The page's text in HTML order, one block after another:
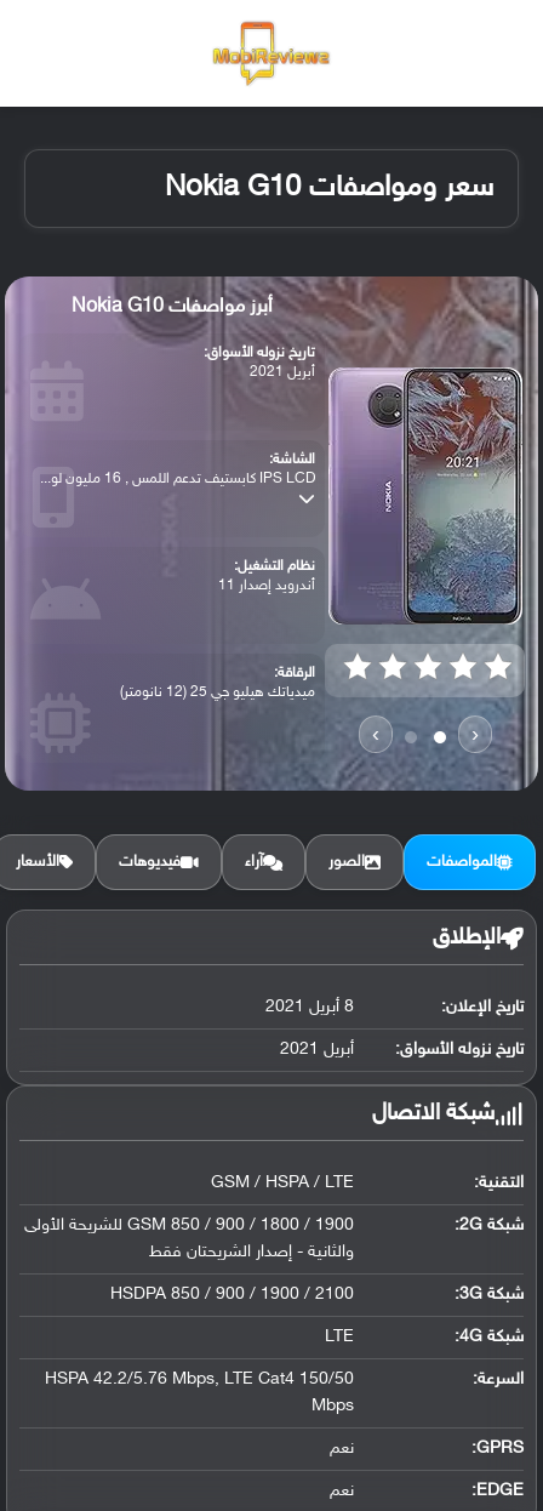
سعر ومواصفات Nokia G10
‹
›
أبرز مواصفات Nokia G10
تاريخ نزوله الأسواق:
أبريل 2021
الشاشة:
IPS LCD كابستيف تدعم اللمس , 16 مليون لو...
نظام التشغيل:
أندرويد إصدار 11
الرقاقة:
ميدياتك هيليو جي 25 (12 نانومتر)
الرام / التخزين:
البطارية:
ليثيوم بوليمر سعة 5050 مللي أمبير, غير ق...
المواصفات الصور آراء فيديوهات الأسعار
الإطلاق
تاريخ الإعلان: 8 أبريل 2021
تاريخ نزوله الأسواق: أبريل 2021
شبكة الاتصال
التقنية: GSM / HSPA / LTE
شبكة 2G:
GSM 850 / 900 / 1800 / 1900 للشريحة الأولى
والثانية - إصدار الشريحتان فقط
شبكة 3G :
HSDPA 850 / 900 / 1900 / 2100
شبكة 4G :
LTE
السرعة:
HSPA 42.2/5.76 Mbps, LTE Cat4 150/50
Mbps
GPRS: نعم
EDGE: نعم